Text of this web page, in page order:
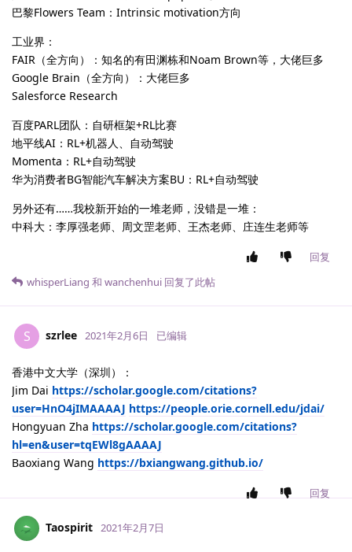
巴黎Flowers Team：Intrinsic motivation方向
工业界：
FAIR（全方向）：知名的有田渊栋和Noam Brown等，大佬巨多
Google Brain（全方向）：大佬巨多
Salesforce Research
百度PARL团队：自研框架+RL比赛
地平线AI：RL+机器人、自动驾驶
Momenta：RL+自动驾驶
华为消费者BG智能汽车解决方案BU：RL+自动驾驶
另外还有……我校新开始的一堆老师，没错是一堆：
中科大：李厚强老师、周文罡老师、王杰老师、庄连生老师等
回复
whisperLiang 和 wanchenhui 回复了此帖
S szrlee 2021年2月6日 已编辑
香港中文大学（深圳）：
Jim Dai https://scholar.google.com/citations?
user=HnO4jIMAAAAJ https://people.orie.cornell.edu/jdai/
Hongyuan Zha https://scholar.google.com/citations?
hl=en&user=tqEWl8gAAAAJ
Baoxiang Wang https://bxiangwang.github.io/
回复
Taospirit 2021年2月7日